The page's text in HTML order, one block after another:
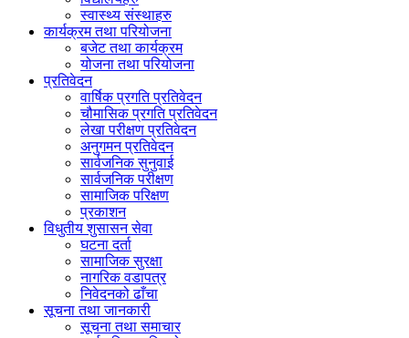
स्वास्थ्य संस्थाहरु
कार्यक्रम तथा परियोजना
बजेट तथा कार्यक्रम
योजना तथा परियोजना
प्रतिवेदन
वार्षिक प्रगति प्रतिवेदन
चौमासिक प्रगति प्रतिवेदन
लेखा परीक्षण प्रतिवेदन
अनुगमन प्रतिवेदन
सार्वजनिक सुनुवाई
सार्वजनिक परीक्षण
सामाजिक परिक्षण
प्रकाशन
विधुतीय शुसासन सेवा
घटना दर्ता
सामाजिक सुरक्षा
नागरिक वडापत्र
निवेदनको ढाँचा
सूचना तथा जानकारी
सूचना तथा समाचार